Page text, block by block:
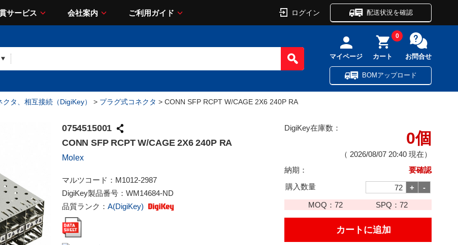
サービス 会社案内 ご利用ガイド ログイン 配送状況を確認
マイページ カート
0
お問合せ
BOMアップロード
クタ、相互接続（DigiKey） > プラグ式コネクタ > CONN SFP RCPT W/CAGE 2X6 240P RA
0754515001
CONN SFP RCPT W/CAGE 2X6 240P RA
Molex
マルツコード： M1012-2987
DigiKey製品番号： WM14684-ND
品質ランク： A(DigiKey)
DigiKey在庫数：
0個
（ 2026/08/07 20:40 現在）
納期：
要確認
購入数量
MOQ：72 SPQ： 72